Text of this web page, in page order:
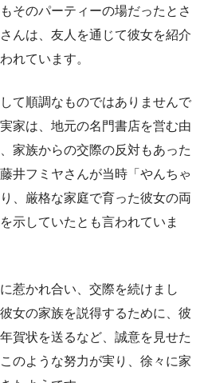
そのパーティーの場だったとさ
んは、友人を通じて彼女を紹介
れています。
て順調なものではありませんで
家は、地元の名門書店を営む由
家族からの交際の反対もあった
井フミヤさんが当時「やんちゃ
、厳格な家庭で育った彼女の両
示していたとも言われていま
惹かれ合い、交際を続けまし
女の家族を説得するために、彼
賀状を送るなど、誠意を見せた
のような努力が実り、徐々に家